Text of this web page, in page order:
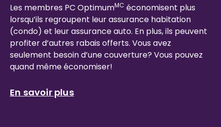
Les membres PC OptimumMC économisent plus
lorsqu’ils regroupent leur assurance habitation
(condo) et leur assurance auto. En plus, ils peuvent
profiter d’autres rabais offerts. Vous avez
seulement besoin d’une couverture? Vous pouvez
quand même économiser!
En savoir plus